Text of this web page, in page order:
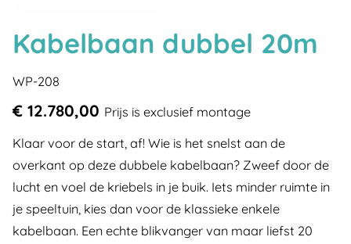
Kabelbaan dubbel 20m
WP-208
€ 12.780,00 Prijs is exclusief montage
Klaar voor de start, af! Wie is het snelst aan de
overkant op deze dubbele kabelbaan? Zweef door de
lucht en voel de kriebels in je buik. Iets minder ruimte in
je speeltuin, kies dan voor de klassieke enkele
kabelbaan. Een echte blikvanger van maar liefst 20